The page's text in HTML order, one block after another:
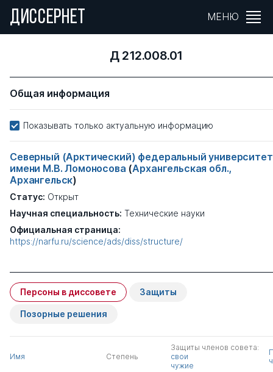
ДИССЕРНЕТ МЕНЮ
Д 212.008.01
Общая информация
Показывать только актуальную информацию
Северный (Арктический) федеральный университет
имени М.В. Ломоносова (Архангельская обл.,
Архангельск)
Статус: Открыт
Научная специальность: Технические науки
Официальная страница:
https://narfu.ru/science/ads/diss/structure/
Персоны в диссовете Защиты
Позорные решения
Имя Степень
Защиты членов совета:
свои
чужие